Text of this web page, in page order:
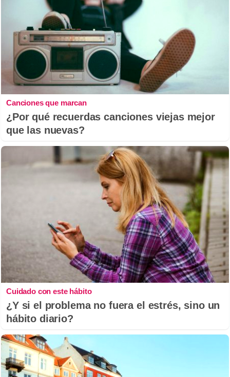
Canciones que marcan
¿Por qué recuerdas canciones viejas mejor
que las nuevas?
Cuidado con este hábito
¿Y si el problema no fuera el estrés, sino un
hábito diario?